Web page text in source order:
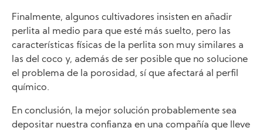
Finalmente, algunos cultivadores insisten en añadir
perlita al medio para que esté más suelto, pero las
características físicas de la perlita son muy similares a
las del coco y, además de ser posible que no solucione
el problema de la porosidad, sí que afectará al perfil
químico.
En conclusión, la mejor solución probablemente sea
depositar nuestra confianza en una compañía que lleve